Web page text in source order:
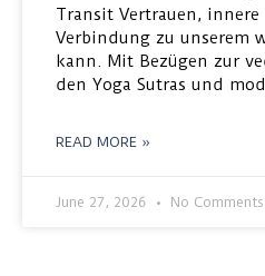
Transit Vertrauen,
Verbindung zu unserem
kann. Mit Bezügen zur
den Yoga Sutras und
READ MORE »
June 27, 2026 No Comments